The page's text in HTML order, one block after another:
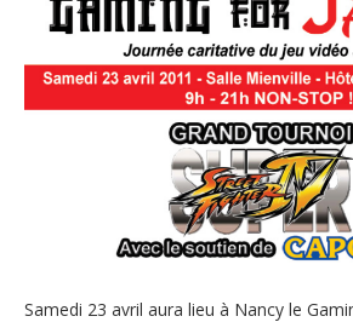
Samedi 23 avril aura lieu à Nancy le